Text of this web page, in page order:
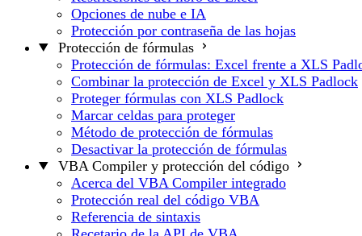
Opciones de nube e IA
Protección por contraseña de las hojas
Protección de fórmulas
Protección de fórmulas: Excel frente a XLS
Combinar la protección de Excel y XLS Padlock
Proteger fórmulas con XLS Padlock
Marcar celdas para proteger
Método de protección de fórmulas
Desactivar la protección de fórmulas
VBA Compiler y protección del código
Acerca del VBA Compiler integrado
Protección real del código VBA
Referencia de sintaxis